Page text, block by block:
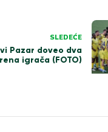
SLEDEĆE
Pazar doveo dva
igrača (FOTO)